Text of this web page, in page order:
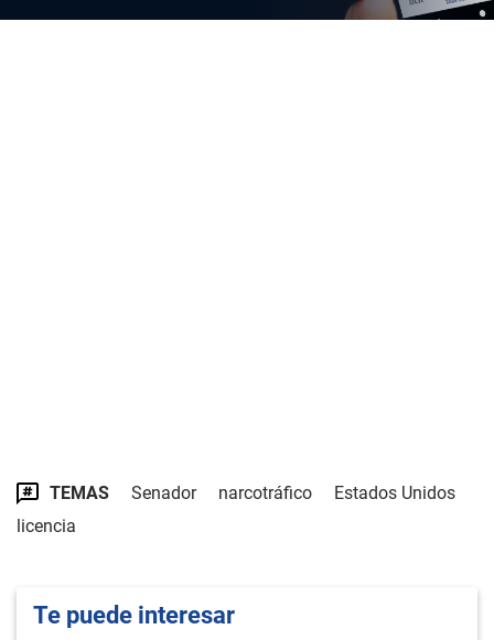
TEMAS Senador narcotráfico
Estados Unidos
licencia
Te puede interesar